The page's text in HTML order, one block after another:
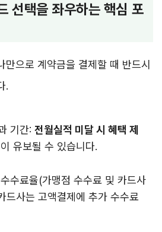
선택을 좌우하는 핵심 포
으로 계약금을 결제할 때 반드시
.
기간: 전월실적 미달 시 혜택 제
유보될 수 있습니다.
수료율(가맹점 수수료 및 카드사
드사는 고액결제에 추가 수수료